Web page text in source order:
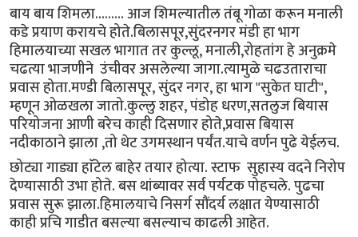
बाय बाय शिमला......... आज शिमल्यातील तंबू गोळा करून मनाली
कडे प्रयाण करायचे होते.बिलासपूर,सुंदरनगर मंडी हा भाग
हिमालयाच्या सखल भागात तर कुल्लू, मनाली,रोहतांग हे अनुक्रमे
चढत्या भाजणीने उंचीवर असलेल्या जागा.त्यामुळे चढउताराचा
प्रवास होता.मण्डी बिलासपूर, सुंदर नगर, हा भाग "सुकेत घाटी",
म्हणून ओळखला जातो.कुल्लु शहर, पंडोह धरण,सतलुज बियास
परियोजना आणी बरेच काही दिसणार होते,प्रवास बियास
नदीकाठाने झाला ,तो थेट उगमस्थान पर्यंत.याचे वर्णन पुढे येईलच.
छोट्या गाड्या हाॅटेल बाहेर तयार होत्या. स्टाफ सुहास्य वदने निरोप
देण्यासाठी उभा होते. बस थांब्यावर सर्व पर्यटक पोहचले. पुढचा
प्रवास सुरू झाला.हिमालयाचे निसर्ग सौंदर्य लक्षात येण्यासाठी
काही प्रचि गाडीत बसल्या बसल्याच काढली आहेत.